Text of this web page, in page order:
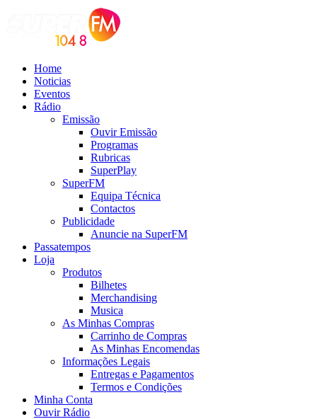
Home
Noticias
Eventos
Rádio
Emissão
Ouvir Emissão
Programas
Rubricas
SuperPlay
SuperFM
Equipa Técnica
Contactos
Publicidade
Anuncie na SuperFM
Passatempos
Loja
Produtos
Bilhetes
Merchandising
Musica
As Minhas Compras
Carrinho de Compras
As Minhas Encomendas
Informações Legais
Entregas e Pagamentos
Termos e Condições
Minha Conta
Ouvir Rádio